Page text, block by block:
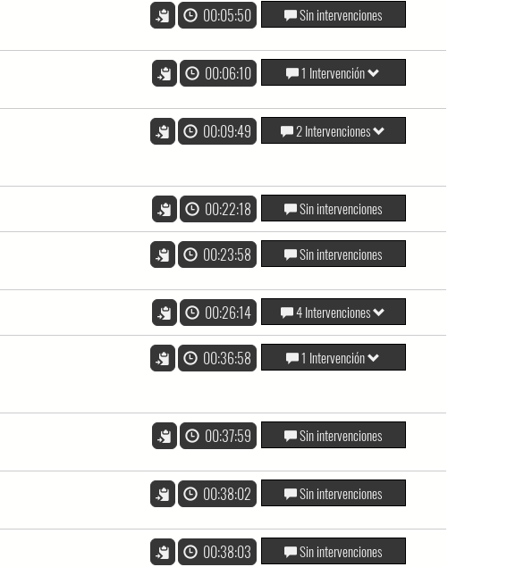
00:05:50 Sin intervenciones
00:06:10 1 Intervención
00:09:49 2 Intervenciones
00:22:18 Sin intervenciones
00:23:58 Sin intervenciones
00:26:14 4 Intervenciones
00:36:58 1 Intervención
00:37:59 Sin intervenciones
00:38:02 Sin intervenciones
00:38:03 Sin intervenciones